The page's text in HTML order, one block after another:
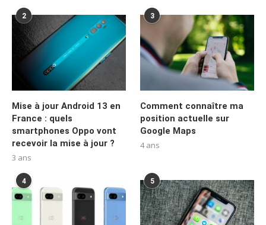
2
Mise à jour Android 13 en
France : quels
smartphones Oppo vont
recevoir la mise à jour ?
3 ans
3
Comment connaître ma
position actuelle sur
Google Maps
4 ans
4 5